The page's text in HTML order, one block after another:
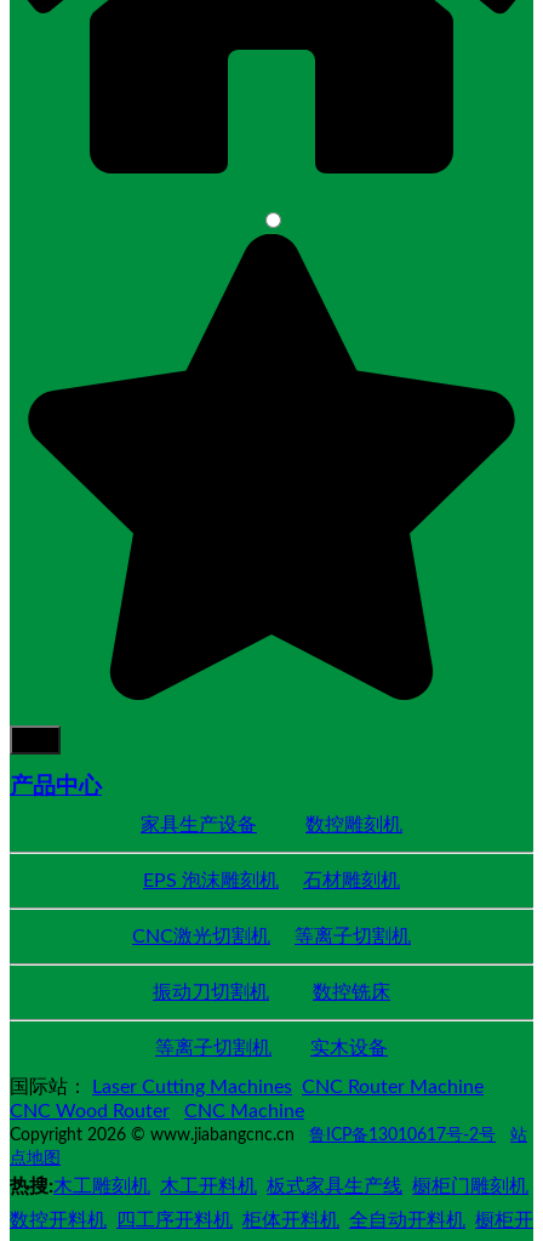
产品中心
家具生产设备 数控雕刻机
EPS 泡沫雕刻机 石材雕刻机
CNC激光切割机 等离子切割机
振动刀切割机 数控铣床
等离子切割机
实木设备
国际站：
Laser Cutting Machines CNC Router Machine
CNC Wood Router
CNC Machine
Copyright 2026 © www.jiabangcnc.cn 鲁ICP备13010617号-2号
站
点地图
热搜:木工雕刻机 木工开料机 板式家具生产线 橱柜门雕刻机
数控开料机
四工序开料机 柜体开料机 全自动开料机 橱柜开